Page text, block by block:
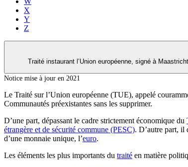
X
Y
Z
Traité instaurant l’Union européenne, signé à
Notice mise à jour en 2021
Le Traité sur l’Union européenne (TUE), appelé
Communautés préexistantes sans les supprimer.
D’une part, dépassant le cadre strictement économique du
étrangère et de sécurité commune (PESC). D’autre part, il
d’une monnaie unique, l’euro.
Les éléments les plus importants du traité en matière